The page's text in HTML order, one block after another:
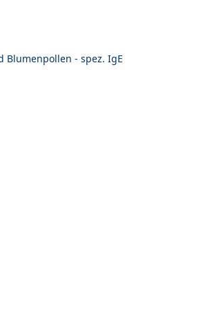
Blumenpollen - spez. IgE